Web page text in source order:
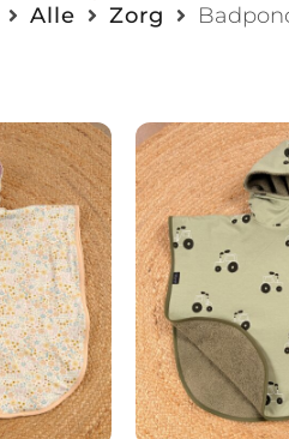
Alle Zorg